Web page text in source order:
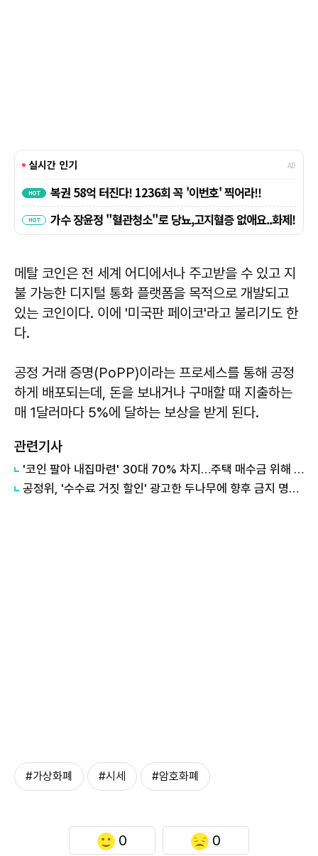
메탈 코인은 전 세계 어디에서나 주고받을 수 있고 지
불 가능한 디지털 통화 플랫폼을 목적으로 개발되고
있는 코인이다. 이에 '미국판 페이코'라고 불리기도 한
다.
공정 거래 증명(PoPP)이라는 프로세스를 통해 공정
하게 배포되는데, 돈을 보내거나 구매할 때 지출하는
매 1달러마다 5%에 달하는 보상을 받게 된다.
관련기사
'코인 팔아 내집마련' 30대 70% 차지…주택 매수금 위해 103억 팔아
공정위, '수수료 거짓 할인' 광고한 두나무에 향후 금지 명령 부과
#가상화폐 #시세 #암호화폐
0 0